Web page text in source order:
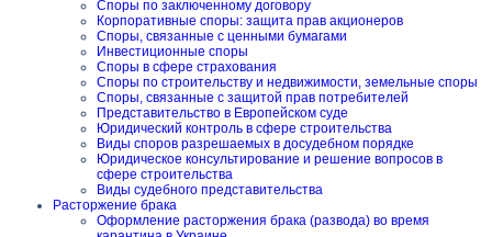
Споры по заключенному договору
Корпоративные споры: защита прав акционеров
Споры, связанные с ценными бумагами
Инвестиционные споры
Споры в сфере страхования
Споры по строительству и недвижимости, земельные споры
Споры, связанные с защитой прав потребителей
Представительство в Европейском суде
Юридический контроль в сфере строительства
Виды споров разрешаемых в досудебном порядке
Юридическое консультирование и решение вопросов в
сфере строительства
Виды судебного представительства
Расторжение брака
Оформление расторжения брака (развода) во время